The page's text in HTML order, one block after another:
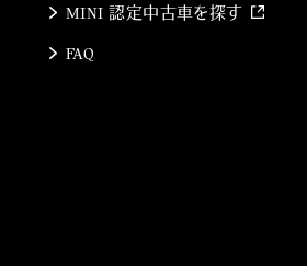
MINI 認定中古車を探す
FAQ